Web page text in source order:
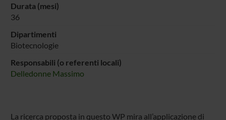
Durata (mesi)
36
Dipartimenti
Biotecnologie
Responsabili (o referenti locali)
Delledonne Massimo
La ricerca proposta in questo WP mira all’applicazione di